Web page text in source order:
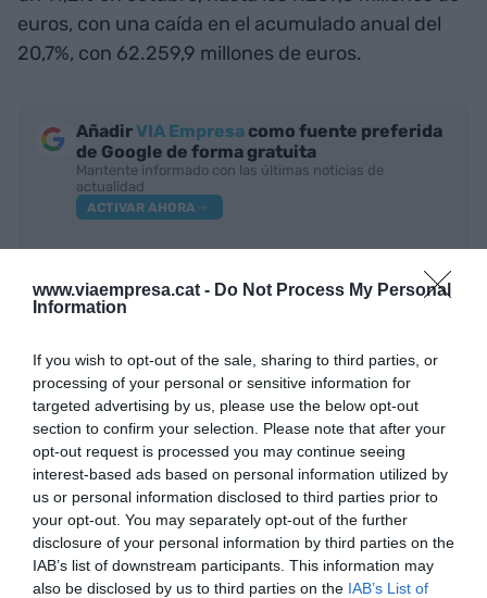
www.viaempresa.cat - Do Not Process My Personal
Information
If you wish to opt-out of the sale, sharing to third parties, or
processing of your personal or sensitive information for
targeted advertising by us, please use the below opt-out
section to confirm your selection. Please note that after your
opt-out request is processed you may continue seeing
interest-based ads based on personal information utilized by
us or personal information disclosed to third parties prior to
your opt-out. You may separately opt-out of the further
disclosure of your personal information by third parties on the
IAB’s list of downstream participants. This information may
also be disclosed by us to third parties on the IAB’s List of
euros, con una caída en el acumulado anual del
20,7%, con 62.259,9 millones de euros.
AñadirVIA Empresa como fuente preferida
de Google de forma gratuita
Mantente informado con las últimas noticias de
actualidad
ACTIVAR AHORA
RELACIONADAS